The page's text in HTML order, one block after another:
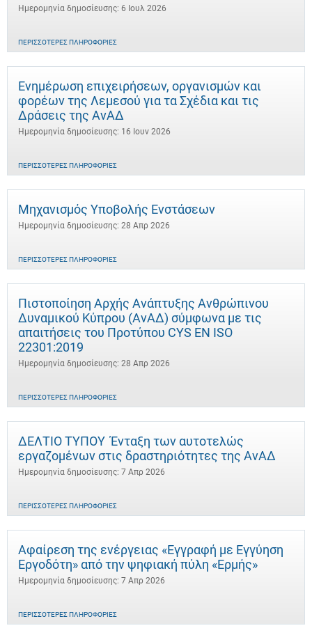
Ημερομηνία δημοσίευσης: 6 Ιουλ 2026
ΠΕΡΙΣΣΌΤΕΡΕΣ ΠΛΗΡΟΦΟΡΊΕΣ
Ενημέρωση επιχειρήσεων, οργανισμών και
φορέων της Λεμεσού για τα Σχέδια και τις
Δράσεις της ΑνΑΔ
Ημερομηνία δημοσίευσης: 16 Ιουν 2026
ΠΕΡΙΣΣΌΤΕΡΕΣ ΠΛΗΡΟΦΟΡΊΕΣ
Μηχανισμός Υποβολής Ενστάσεων
Ημερομηνία δημοσίευσης: 28 Απρ 2026
ΠΕΡΙΣΣΌΤΕΡΕΣ ΠΛΗΡΟΦΟΡΊΕΣ
Πιστοποίηση Αρχής Ανάπτυξης Ανθρώπινου
Δυναμικού Κύπρου (ΑνΑΔ) σύμφωνα με τις
απαιτήσεις του Προτύπου CYS EN ISO
22301:2019
Ημερομηνία δημοσίευσης: 28 Απρ 2026
ΠΕΡΙΣΣΌΤΕΡΕΣ ΠΛΗΡΟΦΟΡΊΕΣ
ΔΕΛΤΙΟ ΤΥΠΟΥ Ένταξη των αυτοτελώς
εργαζομένων στις δραστηριότητες της ΑνΑΔ
Ημερομηνία δημοσίευσης: 7 Απρ 2026
ΠΕΡΙΣΣΌΤΕΡΕΣ ΠΛΗΡΟΦΟΡΊΕΣ
Αφαίρεση της ενέργειας «Εγγραφή με Εγγύηση
Εργοδότη» από την ψηφιακή πύλη «Ερμής»
Ημερομηνία δημοσίευσης: 7 Απρ 2026
ΠΕΡΙΣΣΌΤΕΡΕΣ ΠΛΗΡΟΦΟΡΊΕΣ